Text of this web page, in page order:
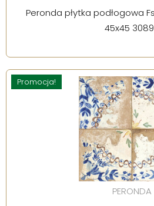
Peronda płytka podłogowa
45x45
Promocja!
PERONDA